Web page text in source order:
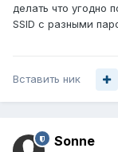
делать что угодно
SSID с разными
Вставить ник
Sonne